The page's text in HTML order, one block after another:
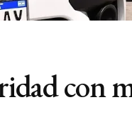
con